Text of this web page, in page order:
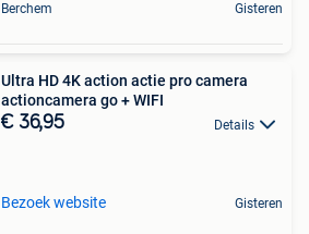
Berchem Gisteren
Ultra HD 4K action actie pro camera
actioncamera go + WIFI
€ 36,95 Details
Bezoek website Gisteren